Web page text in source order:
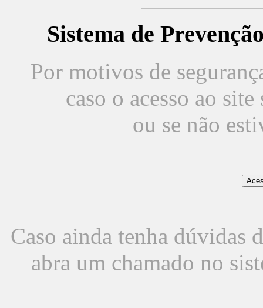
Sistema de
Por motivos de
caso o acesso ao
ou se não
Caso ainda tenha dúvidas
abra um chamado no